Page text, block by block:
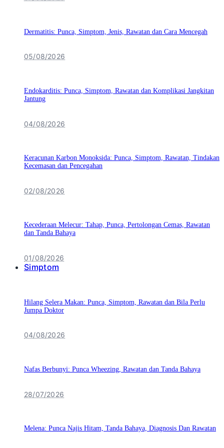
Dermatitis: Punca, Simptom, Jenis, Rawatan dan Cara Mencegah
05/08/2026
Endokarditis: Punca, Simptom, Rawatan dan Komplikasi Jangkitan
Jantung
04/08/2026
Keracunan Karbon Monoksida: Punca, Simptom, Rawatan, Tindakan
Kecemasan dan Pencegahan
02/08/2026
Kecederaan Melecur: Tahap, Punca, Pertolongan Cemas, Rawatan
dan Tanda Bahaya
01/08/2026
Simptom
Hilang Selera Makan: Punca, Simptom, Rawatan dan Bila Perlu
Jumpa Doktor
04/08/2026
Nafas Berbunyi: Punca Wheezing, Rawatan dan Tanda Bahaya
28/07/2026
Melena: Punca Najis Hitam, Tanda Bahaya, Diagnosis Dan Rawatan